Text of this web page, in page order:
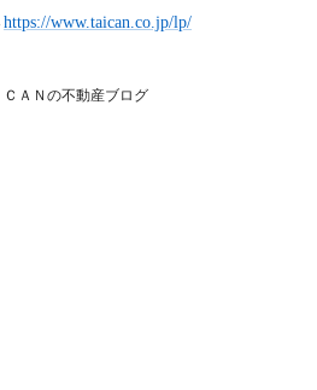
https://www.taican.co.jp/lp/
ＡＮの不動産ブログ